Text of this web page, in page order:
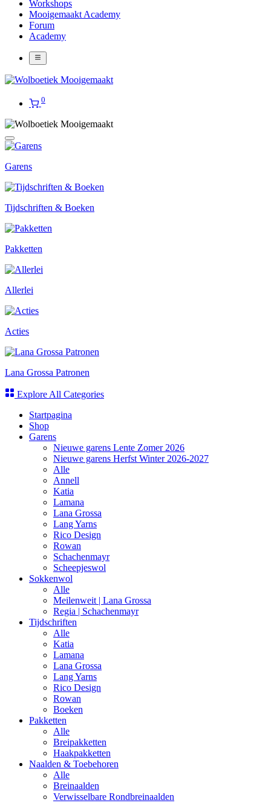
Workshops
Mooigemaakt Academy
Forum
Academy
0
Garens
Tijdschriften & Boeken
Pakketten
Allerlei
Acties
Lana Grossa Patronen
Explore All Categories
Startpagina
Shop
Garens
Nieuwe garens Lente Zomer 2026
Nieuwe garens Herfst Winter 2026-2027
Alle
Annell
Katia
Lamana
Lana Grossa
Lang Yarns
Rico Design
Rowan
Schachenmayr
Scheepjeswol
Sokkenwol
Alle
Meilenweit | Lana Grossa
Regia | Schachenmayr
Tijdschriften
Alle
Katia
Lamana
Lana Grossa
Lang Yarns
Rico Design
Rowan
Boeken
Pakketten
Alle
Breipakketten
Haakpakketten
Naalden & Toebehoren
Alle
Breinaalden
Verwisselbare Rondbreinaalden